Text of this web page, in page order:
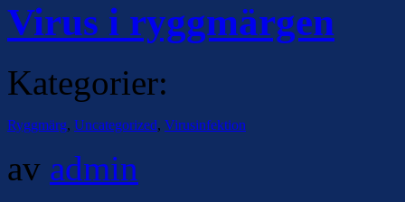
Virus i ryggmärgen
Kategorier:
Ryggmärg, Uncategorized, Virusinfektion
av admin